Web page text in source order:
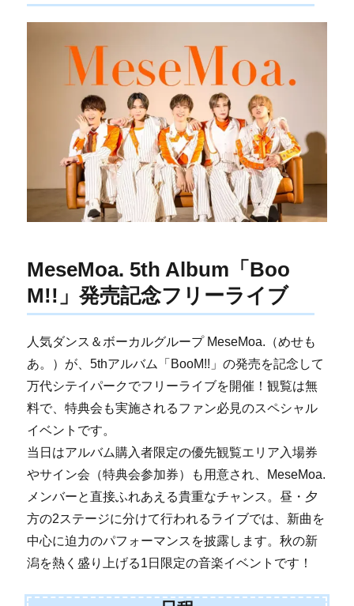
MeseMoa. 5th Album「Boo
M!!」発売記念フリーライブ
人気ダンス＆ボーカルグループ MeseMoa.（めせも
あ。）が、5thアルバム「BooM!!」の発売を記念して
万代シテイパークでフリーライブを開催！観覧は無
料で、特典会も実施されるファン必見のスペシャル
イベントです。
当日はアルバム購入者限定の優先観覧エリア入場券
やサイン会（特典会参加券）も用意され、MeseMoa.
メンバーと直接ふれあえる貴重なチャンス。昼・夕
方の2ステージに分けて行われるライブでは、新曲を
中心に迫力のパフォーマンスを披露します。秋の新
潟を熱く盛り上げる1日限定の音楽イベントです！